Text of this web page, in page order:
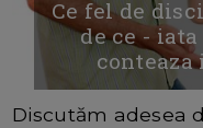
Ce fel de
de ce -
conteaza
Discutăm adesea